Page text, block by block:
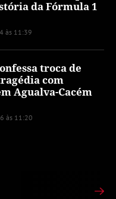
da Fórmula 1
às 11:39
troca de
com
Agualva-Cacém
às 11:20